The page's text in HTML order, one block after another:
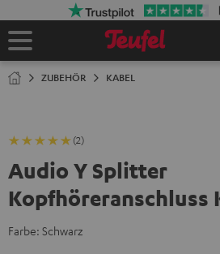
Startseite
ZUBEHÖR KABEL
(2)
Audio Y Splitter
Kopfhöreranschluss
Farbe: Schwarz